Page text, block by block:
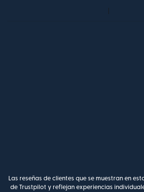
Las reseñas de clientes que se muestran en
de Trustpilot y reflejan experiencias